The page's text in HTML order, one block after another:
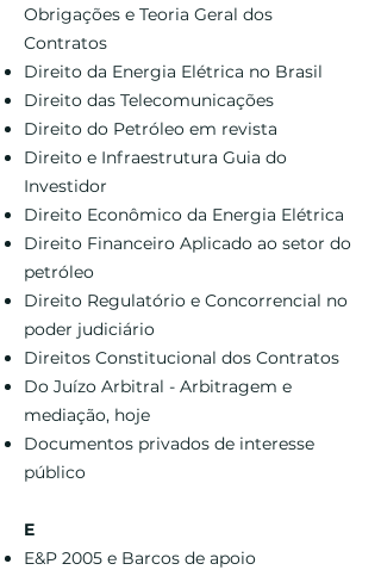
Obrigações e Teoria Geral dos
Contratos
Direito da Energia Elétrica no Brasil
Direito das Telecomunicações
Direito do Petróleo em revista
Direito e Infraestrutura Guia do
Investidor
Direito Econômico da Energia Elétrica
Direito Financeiro Aplicado ao setor do
petróleo
Direito Regulatório e Concorrencial no
poder judiciário
Direitos Constitucional dos Contratos
Do Juízo Arbitral - Arbitragem e
mediação, hoje
Documentos privados de interesse
público
E
E&P 2005 e Barcos de apoio